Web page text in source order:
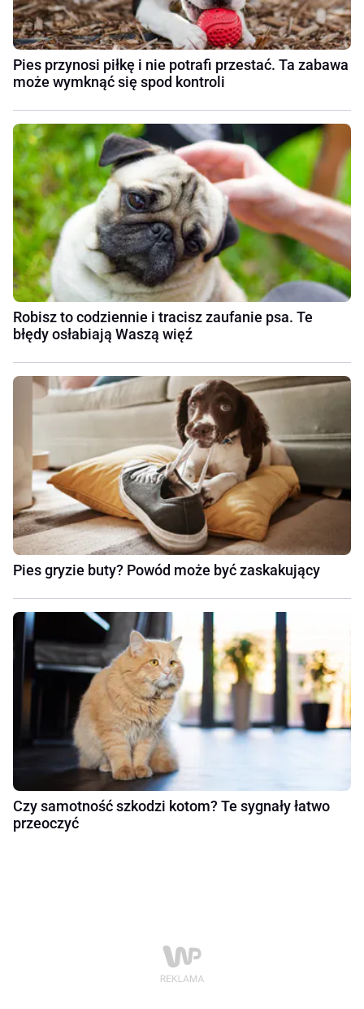
Pies przynosi piłkę i nie potrafi przestać. Ta zabawa
może wymknąć się spod kontroli
Robisz to codziennie i tracisz zaufanie psa. Te
błędy osłabiają Waszą więź
Pies gryzie buty? Powód może być zaskakujący
Czy samotność szkodzi kotom? Te sygnały łatwo
przeoczyć